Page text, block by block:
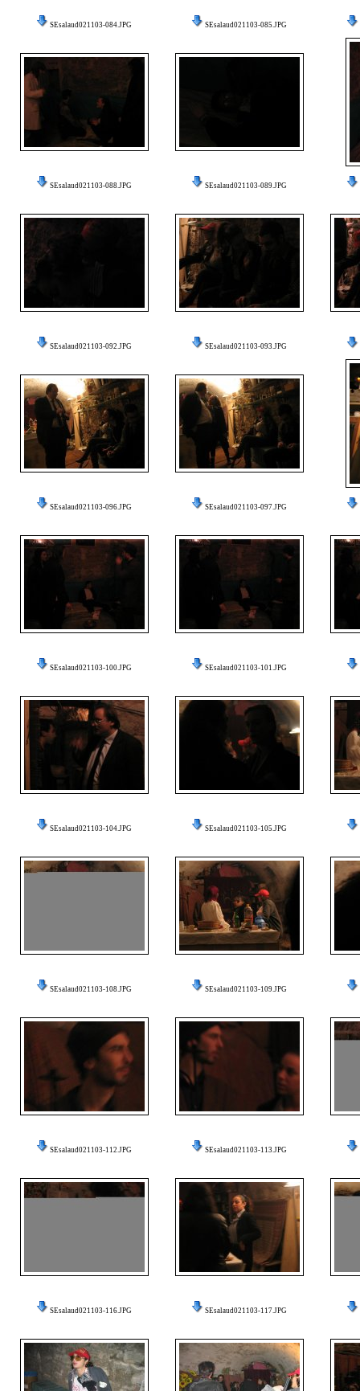
SEsalaud021103-084.JPG SEsalaud021103-085.JPG
SEsalaud021103-088.JPG SEsalaud021103-089.JPG
SEsalaud021103-092.JPG SEsalaud021103-093.JPG
SEsalaud021103-096.JPG SEsalaud021103-097.JPG
SEsalaud021103-100.JPG SEsalaud021103-101.JPG
SEsalaud021103-104.JPG SEsalaud021103-105.JPG
SEsalaud021103-108.JPG SEsalaud021103-109.JPG
SEsalaud021103-112.JPG SEsalaud021103-113.JPG
SEsalaud021103-116.JPG SEsalaud021103-117.JPG